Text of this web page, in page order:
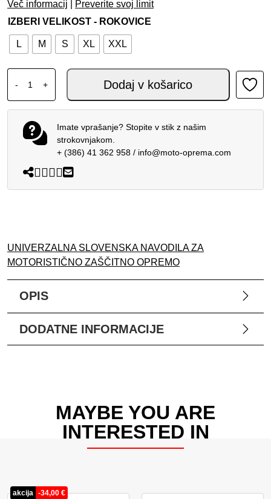
Več informacij
Preverite svoj limit
IZBERI VELIKOST - ROKOVICE
L M S XL XXL
-
ALPINESTARS COPPER ROKAVICE BLACK RED FLUO
+ Dodaj v košarico
Imate vprašanje? Stopite v stik z našim
strokovnjakom.
+ (386) 41 362 958/ info@moto-oprema.com
UNIVERZALNA SLOVENSKA NAVODILA ZA
MOTORISTIČNO ZAŠČITNO OPREMO
OPIS
DODATNE INFORMACIJE
MAYBE YOU ARE
INTERESTED IN
akcija -34,00 €